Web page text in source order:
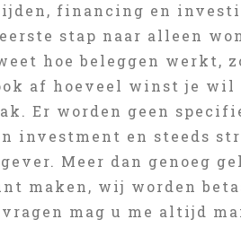
financing en
stap naar alleen
hoe beleggen werkt,
af hoeveel winst je wil
Er worden geen
investment en steeds
Meer dan genoeg
maken, wij worden
mag u me altijd